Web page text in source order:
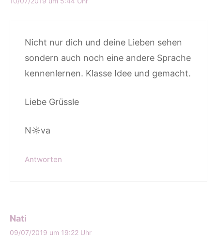
Nicht nur dich und deine Lieben sehen
sondern auch noch eine andere Sprache
kennenlernen. Klasse Idee und gemacht.
Liebe Grüssle
N☼va
Antworten
Nati
09/07/2019 um 19:22 Uhr